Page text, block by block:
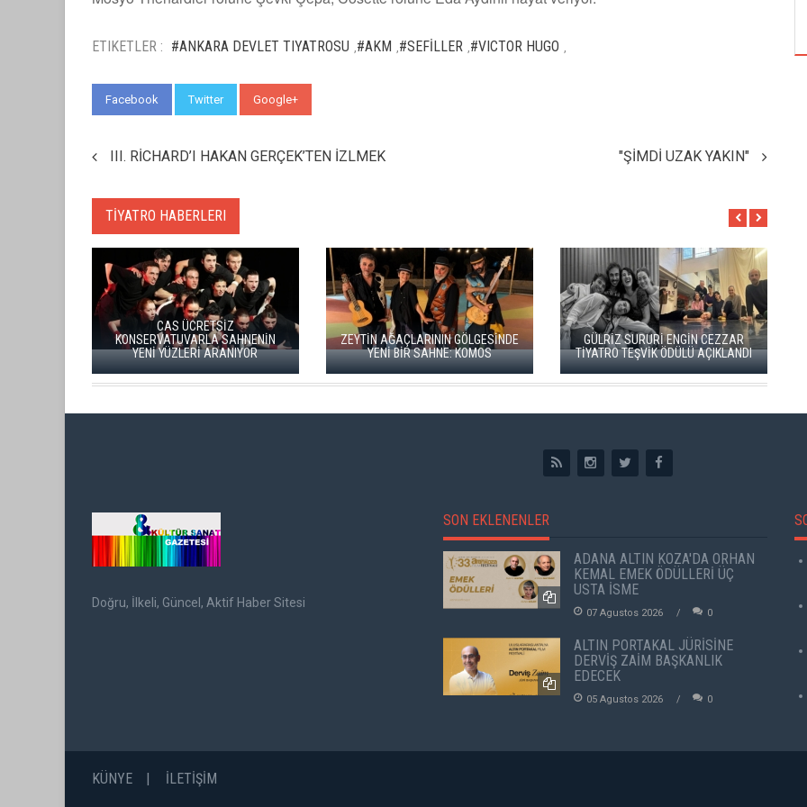
ETIKETLER : #ANKARA DEVLET TIYATROSU ,#AKM ,#SEFİLLER ,#VICTOR HUGO ,
Facebook Twitter Google+
III. RİCHARD’I HAKAN GERÇEK’TEN İZLMEK "ŞİMDİ UZAK YAKIN"
TİYATRO HABERLERI
ZEYTİN AĞAÇLARININ GÖLGESİNDE
YENİ BİR SAHNE: KOMOS
GÜLRİZ SURURİ ENGİN CEZZAR
TİYATRO TEŞVİK ÖDÜLÜ AÇIKLANDI
BERGAMA BİR KEZ DAHA
TİYATRONUN SAHNESİ OLUYOR
ÖZPETEK VE VAHİDE PERÇİN'İN
Doğru, İlkeli, Güncel, Aktif Haber Sitesi
SON EKLENENLER
ADANA ALTIN KOZA'DA ORHAN
KEMAL EMEK ÖDÜLLERİ ÜÇ
USTA İSME
07 Agustos 2026 0
ALTIN PORTAKAL JÜRİSİNE
DERVİŞ ZAİM BAŞKANLIK
EDECEK
05 Agustos 2026 0
KÜNYE İLETİŞİM